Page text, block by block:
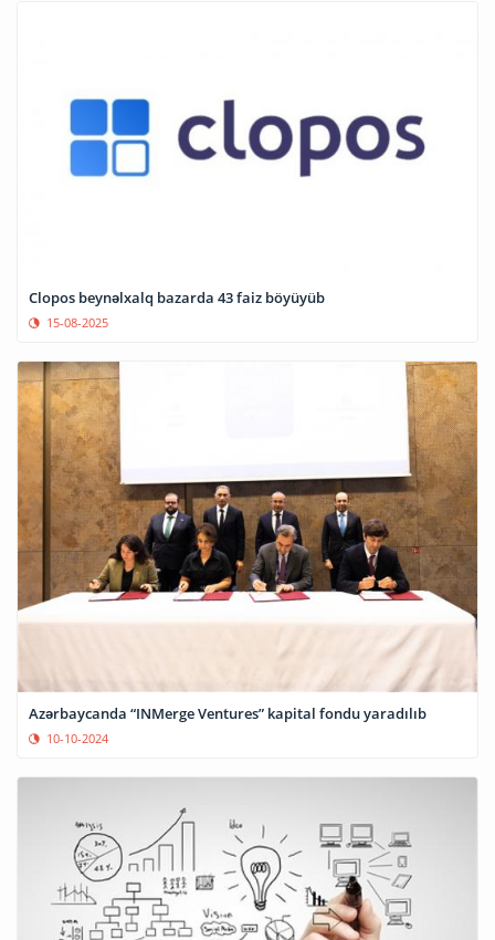
Clopos beynəlxalq bazarda 43 faiz böyüyüb
15-08-2025
Azərbaycanda “INMerge Ventures” kapital fondu yaradılıb
10-10-2024